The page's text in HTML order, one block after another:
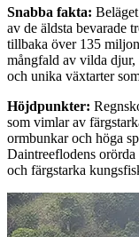
Snabba fakta:
av de äldsta bevarade
tillbaka över 135
mångfald av vilda djur,
och unika växtarter
Höjdpunkter:
som vimlar av
ormbunkar och höga
Daintreeflodens
och färgstarka